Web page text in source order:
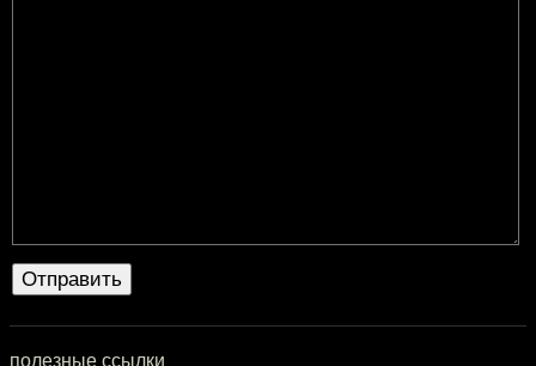
полезные ссылки